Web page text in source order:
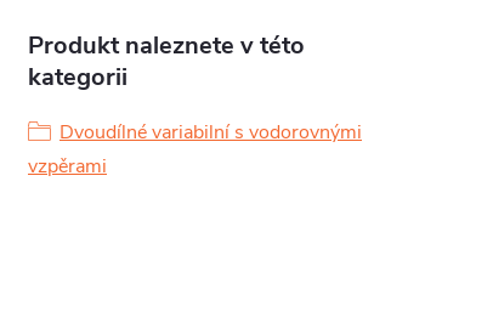
Produkt naleznete v této
kategorii
Dvoudílné variabilní s vodorovnými
vzpěrami